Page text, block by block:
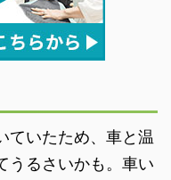
ていたため、車と温
うるさいかも。車い